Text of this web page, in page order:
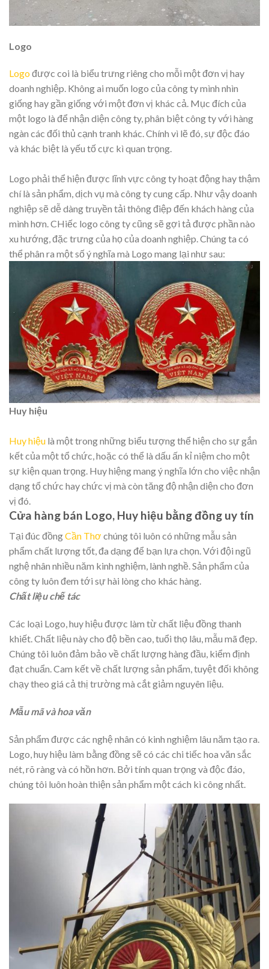
Logo
Logođược coi là biểu trưng riêng cho mỗi một đơn vị hay
doanh nghiệp. Không ai muốn logo của công ty mình nhìn
giống hay gần giống với một đơn vị khác cả. Mục đích của
một logo là để nhận diện công ty, phân biệt công ty với hàng
ngàn các đối thủ cạnh tranh khác. Chính vì lẽ đó, sự độc đáo
và khác biệt là yếu tố cực kì quan trọng.
Logo phải thể hiện được lĩnh vực công ty hoạt động hay thậm
chí là sản phẩm, dịch vụ mà công ty cung cấp. Như vậy doanh
nghiệp sẽ dễ dàng truyền tải thông điệp đến khách hàng của
mình hơn. CHiếc logo công ty cũng sẽ gợi tả được phần nào
xu hướng, đặc trưng của họ của doanh nghiệp. Chúng ta có
thể phân ra một số ý nghĩa mà Logo mang lại như sau:
Huy hiệu
Huy hiệu là một trong những biểu tượng thể hiện cho sự gắn
kết của một tổ chức, hoặc có thể là dấu ấn kỉ niệm cho một
sự kiện quan trọng. Huy hiệng mang ý nghĩa lớn cho việc nhận
dạng tổ chức hay chức vị mà còn tăng độ nhận diện cho đơn
vị đó.
Cửa hàng bán Logo, Huy hiệu bằng đồng uy tín
Tại đúc đồngCần Thơ chúng tôi luôn có những mẫu sản
phẩm chất lượng tốt, đa dạng để bạn lựa chọn. Với đội ngũ
nghệ nhân nhiều năm kinh nghiệm, lành nghề. Sản phẩm của
công ty luôn đem tới sự hài lòng cho khác hàng.
Chất liệu chế tác
Các loại Logo, huy hiệu được làm từ chất liệu đồng thanh
khiết. Chất liệu này cho độ bền cao, tuổi thọ lâu, mẫu mã đẹp.
Chúng tôi luôn đảm bảo về chất lượng hàng đầu, kiểm định
đạt chuẩn. Cam kết về chất lượng sản phẩm, tuyệt đối không
chạy theo giá cả thị trường mà cắt giảm nguyên liệu.
Mẫu mã và hoa văn
Sản phẩm được các nghệ nhân có kinh nghiệm lâu năm tạo ra.
Logo, huy hiệu làm bằng đồng sẽ có các chi tiếc hoa văn sắc
nét, rõ ràng và có hồn hơn. Bởi tính quan trọng và độc đáo,
chúng tôi luôn hoàn thiện sản phẩm một cách kì công nhất.